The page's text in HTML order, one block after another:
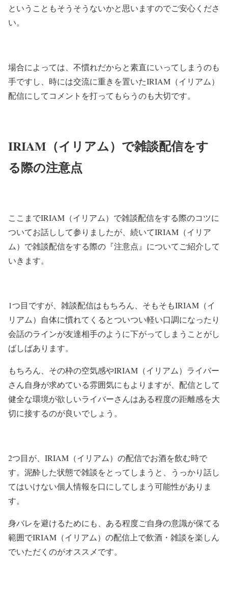
ということもそうそうないかと思いますのでご安心くださ
い。
場合によっては、不慣れだからと素直にいってしまうのも
手ですし、時には交流に重きを置いたIRIAM（イリアム）
配信にしてコメントを打ってもらうのも大切です。
IRIAM（イリアム）で雑談配信をす
る際の注意点
ここまでIRIAM（イリアム）で雑談配信をする際のコツに
ついてお話しして参りましたが、続いてIRIAM（イリア
ム）で雑談配信をする際の『注意点』についてご紹介して
いきます。
1つ目ですが、雑談配信はもちろん、そもそもIRIAM（イ
リアム）自体に慣れてくるとついつい軽い口調になったり
会話のラインが友達相手のように下がってしまうことがし
ばしばあります。
もちろん、その枠の空気感やIRIAM（イリアム）ライバー
さん自身が求めている雰囲気にもよりますが、配信として
健全な環境が欲しいライバーさんはある程度の距離感を大
切に接するのが良いでしょう。
2つ目が、IRIAM（イリアム）の配信でお酒を飲む時で
す。泥酔した状態で雑談をとってしまうと、うっかり話し
てはいけない個人情報を口にしてしまう可能性がありま
す。
身バレを避けるためにも、ある程度ご自身の意識が保てる
範囲でIRIAM（イリアム）の配信上で飲酒・雑談を楽しん
でいただくのがオススメです。